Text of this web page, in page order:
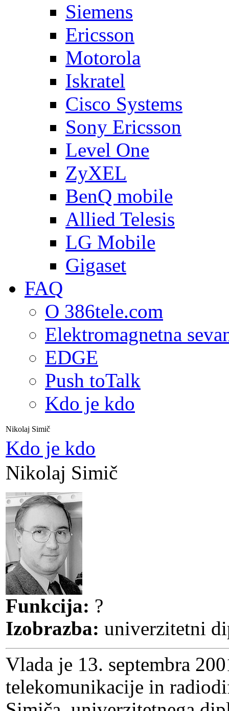
Siemens
Ericsson
Motorola
Iskratel
Cisco Systems
Sony Ericsson
Level One
ZyXEL
BenQ mobile
Allied Telesis
LG Mobile
Gigaset
FAQ
O 386tele.com
Elektromagnetna
EDGE
Push toTalk
Kdo je kdo
Nikolaj Simič
Kdo je kdo
Nikolaj Simič
Funkcija: ?
Izobrazba: univerzitetni
Vlada je 13. septembra
telekomunikacije in